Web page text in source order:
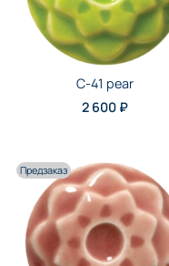
C-41 pear
2 600 ₽
Предзаказ